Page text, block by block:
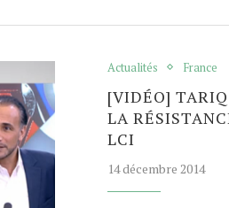
Actualités France
[VIDÉO]
LA
LCI
14 décembre 2014